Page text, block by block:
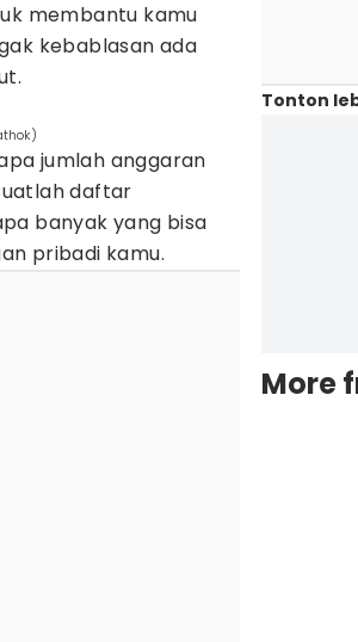
membantu kamu
kebablasan ada
jumlah anggaran
daftar
banyak yang bisa
pribadi kamu.
Tonton
More